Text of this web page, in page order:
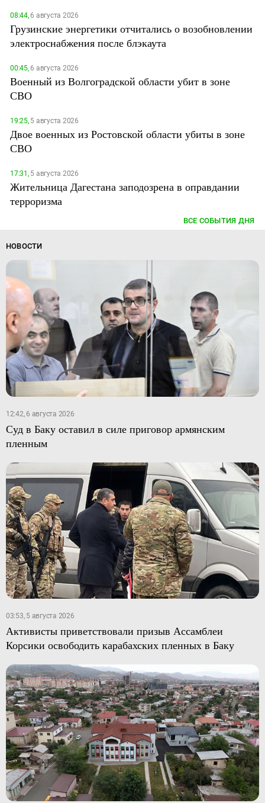
08:44,6 августа 2026
Грузинские энергетики отчитались о возобновлении
электроснабжения после блэкаута
00:45,6 августа 2026
Военный из Волгоградской области убит в зоне
СВО
19:25,5 августа 2026
Двое военных из Ростовской области убиты в зоне
СВО
17:31,5 августа 2026
Жительница Дагестана заподозрена в оправдании
терроризма
ВСЕ СОБЫТИЯ ДНЯ
НОВОСТИ
12:42, 6 августа 2026
Суд в Баку оставил в силе приговор армянским
пленным
03:53, 5 августа 2026
Активисты приветствовали призыв Ассамблеи
Корсики освободить карабахских пленных в Баку